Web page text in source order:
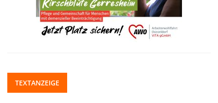
TEXTANZEIGE